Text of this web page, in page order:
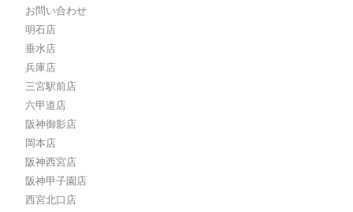
お問い合わせ
明石店
垂水店
兵庫店
三宮駅前店
六甲道店
阪神御影店
岡本店
阪神西宮店
阪神甲子園店
西宮北口店